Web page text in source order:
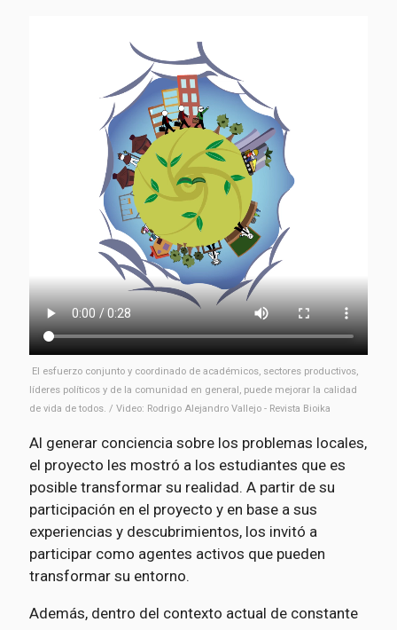
El esfuerzo conjunto y coordinado de académicos, sectores productivos,
líderes políticos y de la comunidad en general, puede mejorar la calidad
de vida de todos. / Video: Rodrigo Alejandro Vallejo - Revista Bioika
Al generar conciencia sobre los problemas locales,
el proyecto les mostró a los estudiantes que es
posible transformar su realidad. A partir de su
participación en el proyecto y en base a sus
experiencias y descubrimientos, los invitó a
participar como agentes activos que pueden
transformar su entorno.
Además, dentro del contexto actual de constante